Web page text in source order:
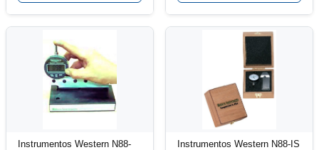
Instrumentos Western N88-
Instrumentos Western N88-IS